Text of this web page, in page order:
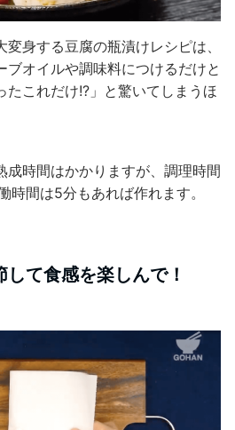
身する豆腐の瓶漬けレシピは、
ブオイルや調味料につけるだけと
たこれだけ!?」と驚いてしまうほ
成時間はかかりますが、調理時間
時間は5分もあれば作れます。
て食感を楽しんで！